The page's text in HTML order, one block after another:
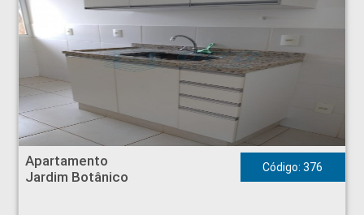
Apartamento - Jardim Botânico - Ribeirão Preto
Apartamento
Jardim Botânico
Código: 376